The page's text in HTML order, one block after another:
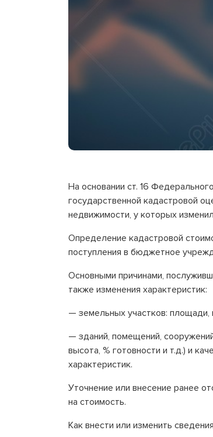
На основании ст. 16
государственной кадастровой
недвижимости, у которых
Определение кадастровой
поступления в бюджетное
Основными причинами,
также изменения характеристик:
— земельных участков: площади,
— зданий, помещений,
высота, % готовности и т.д.) и
характеристик.
Уточнение или внесение ранее
на стоимость.
Как внести или изменить